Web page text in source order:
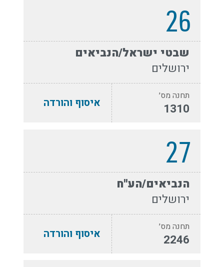
26
שבטי ישראל/הנביאים
ירושלים
תחנה מס׳
1310 איסוף והורדה
27
הנביאים/הע''ח
ירושלים
תחנה מס׳
2246 איסוף והורדה